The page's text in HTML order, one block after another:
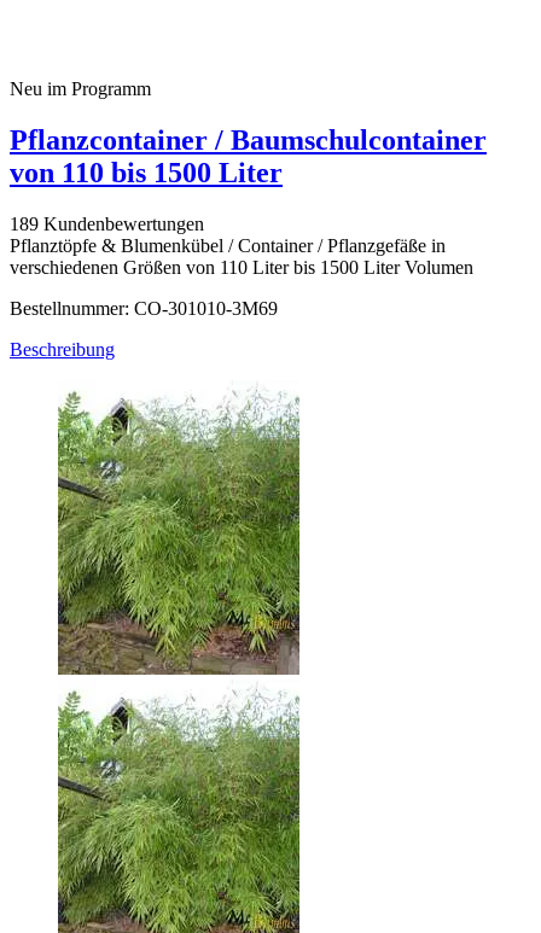
Neu im Programm
Pflanzcontainer / Baumschulcontainer
von 110 bis 1500 Liter
189 Kundenbewertungen
Pflanztöpfe & Blumenkübel / Container / Pflanzgefäße in
verschiedenen Größen von 110 Liter bis 1500 Liter Volumen
Bestellnummer: CO-301010-3M69
Beschreibung